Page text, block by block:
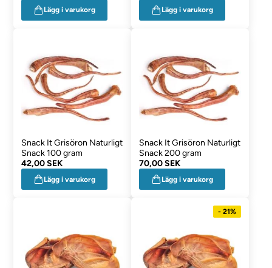
Lägg i varukorg Lägg i varukorg
Snack It Grisöron Naturligt
Snack 100 gram
42,00 SEK
Lägg i varukorg
Snack It Grisöron Naturligt
Snack 200 gram
70,00 SEK
Lägg i varukorg
- 21%